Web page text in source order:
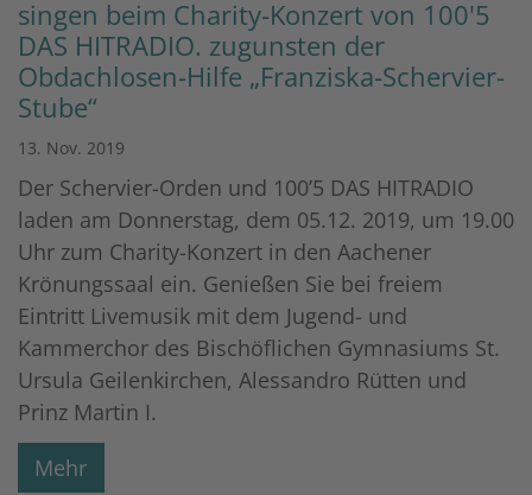
singen beim Charity-Konzert von 100'5
DAS HITRADIO. zugunsten der
Obdachlosen-Hilfe „Franziska-Schervier-
Stube“
13. Nov. 2019
Der Schervier-Orden und 100’5 DAS HITRADIO
laden am Donnerstag, dem 05.12. 2019, um 19.00
Uhr zum Charity-Konzert in den Aachener
Krönungssaal ein. Genießen Sie bei freiem
Eintritt Livemusik mit dem Jugend- und
Kammerchor des Bischöflichen Gymnasiums St.
Ursula Geilenkirchen, Alessandro Rütten und
Prinz Martin I.
Mehr